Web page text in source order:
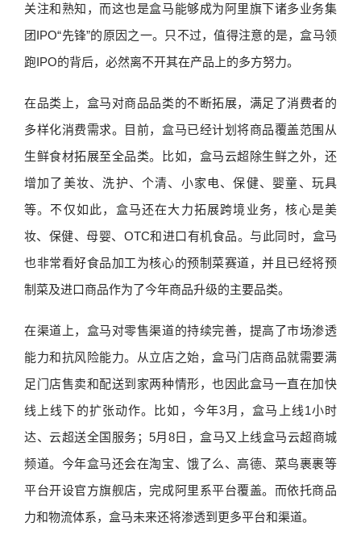
关注和熟知，而这也是盒马能够成为阿里旗下诸多业务集
团IPO“先锋”的原因之一。只不过，值得注意的是，盒马领
跑IPO的背后，必然离不开其在产品上的多方努力。
在品类上，盒马对商品品类的不断拓展，满足了消费者的
多样化消费需求。目前，盒马已经计划将商品覆盖范围从
生鲜食材拓展至全品类。比如，盒马云超除生鲜之外，还
增加了美妆、洗护、个清、小家电、保健、婴童、玩具
等。不仅如此，盒马还在大力拓展跨境业务，核心是美
妆、保健、母婴、OTC和进口有机食品。与此同时，盒马
也非常看好食品加工为核心的预制菜赛道，并且已经将预
制菜及进口商品作为了今年商品升级的主要品类。
在渠道上，盒马对零售渠道的持续完善，提高了市场渗透
能力和抗风险能力。从立店之始，盒马门店商品就需要满
足门店售卖和配送到家两种情形，也因此盒马一直在加快
线上线下的扩张动作。比如，今年3月，盒马上线1小时
达、云超送全国服务；5月8日，盒马又上线盒马云超商城
频道。今年盒马还会在淘宝、饿了么、高德、菜鸟裹裹等
平台开设官方旗舰店，完成阿里系平台覆盖。而依托商品
力和物流体系，盒马未来还将渗透到更多平台和渠道。